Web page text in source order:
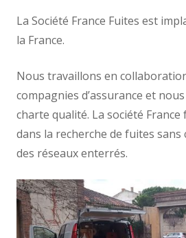
La Société France Fuites est
la France.
Nous travaillons en
compagnies d’assurance et
charte qualité. La société
dans la recherche de fuites sans
des réseaux enterrés.